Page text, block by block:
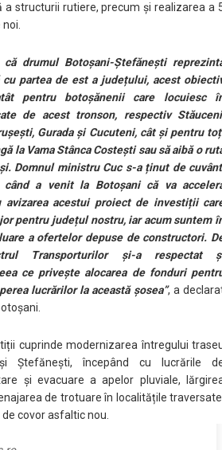
a structurii rutiere, precum și realizarea a
drumul Botoșani-Ștefănești
cu partea de est a județului, acest
pentru botoșănenii care locuiesc
de acest tronson, respectiv
Gurada și Cucuteni, cât și pentru
la Vama Stânca Costești sau să aibă o
Domnul ministru Cuc s-a ținut de
a venit la Botoșani că va
avizarea acestui proiect de investiții
pentru județul nostru, iar acum suntem
a ofertelor depuse de constructori.
Transporturilor și-a respectat
ce privește alocarea de fonduri
lucrărilor la această șosea”, a
cuprinde modernizarea întregului
Ștefănești, începând cu lucrările
și evacuare a apelor pluviale,
de trotuare în localitățile
covor asfaltic nou.